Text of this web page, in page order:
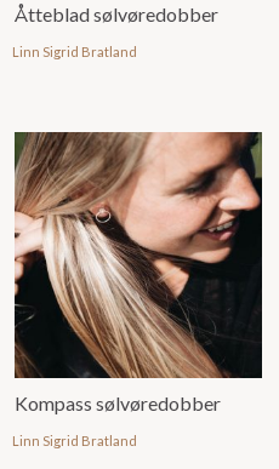
Åtteblad sølvøredobber
Linn Sigrid Bratland
Kompass sølvøredobber
Linn Sigrid Bratland